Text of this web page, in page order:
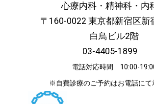
心療内科・精神科・内
〒160-0022 東京都新宿区新
白鳥ビル2階
03-4405-1899
電話対応時間 10:00-
※自費診療のご予約はお電話にて